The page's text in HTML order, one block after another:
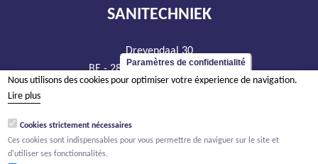
SANITECHNIEK
Drevendaal 30
BE - 2860 Sint-Katelijne-Waver
tél +32 15 20 93 44
RPM Anvers, département Malines
Paramètres de confidentialité
Nous utilisons des cookies pour optimiser votre éxperience de navigation.
Lire plus
Cookies strictement nécessaires
Ces cookies sont indispensables pour vous permettre de naviguer sur le site et
d'utiliser ses fonctionnalités.